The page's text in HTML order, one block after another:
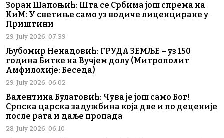
Зоран Шапоњић: Шта се Србима још спрема на
КиМ: У светиње само уз водиче лиценциране у
Приштини
29. July 2026. 07:39
Љубомир Ненадовић: ГРУДА ЗЕМЉЕ – уз 150
година Битке на Вучјем долу (Митрополит
Амфилохије: Беседа)
29. July 2026. 06:02
Валентина Булатовић: Чува је још само Бог!
Српска царска задужбина која две и по деценије
после рата и даље пропада
28. July 2026. 06:10